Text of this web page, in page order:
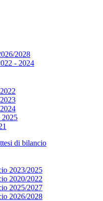
2028
- 2024
2025
di bilancio
2023/2025
2020/2022
2025/2027
2026/2028